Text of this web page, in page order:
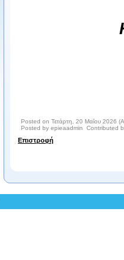
Posted on Τετάρτη, 20 Μαΐου 2026
Posted by epieaadmin Contributed
Επιστροφή